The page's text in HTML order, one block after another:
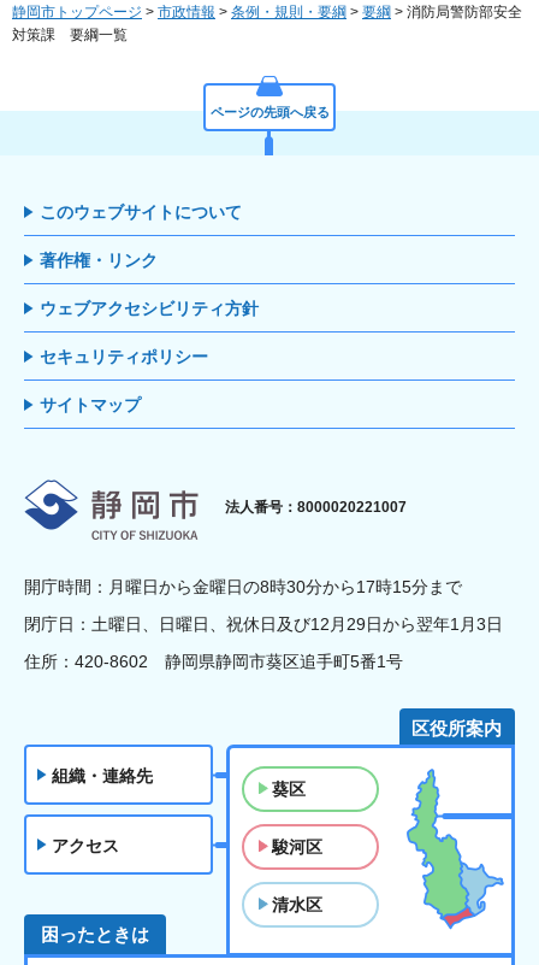
静岡市トップページ > 市政情報 > 条例・規則・要綱 > 要綱 > 消防局警防部安全
対策課 要綱一覧
ページの先頭へ戻る
このウェブサイトについて
著作権・リンク
ウェブアクセシビリティ方針
セキュリティポリシー
サイトマップ
静岡市
法人番号：8000020221007
開庁時間：月曜日から金曜日の8時30分から17時15分まで
閉庁日：土曜日、日曜日、祝休日及び12月29日から翌年1月3日
住所：420-8602 静岡県静岡市葵区追手町5番1号
組織・連絡先
アクセス
区役所案内
葵区
駿河区
清水区
困ったときは